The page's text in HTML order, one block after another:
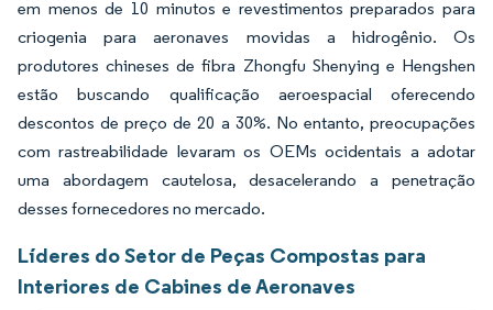
em menos de 10 minutos e revestimentos preparados para
criogenia para aeronaves movidas a hidrogênio. Os
produtores chineses de fibra Zhongfu Shenying e Hengshen
estão buscando qualificação aeroespacial oferecendo
descontos de preço de 20 a 30%. No entanto, preocupações
com rastreabilidade levaram os OEMs ocidentais a adotar
uma abordagem cautelosa, desacelerando a penetração
desses fornecedores no mercado.
Líderes do Setor de Peças Compostas para
Interiores de Cabines de Aeronaves